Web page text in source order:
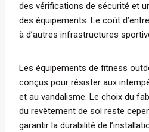
des vérifications de sécurité et
des équipements. Le coût
à d’autres infrastructures
Les équipements de fitness
conçus pour résister aux
et au vandalisme. Le choix du
du revêtement de sol reste
garantir la durabilité de